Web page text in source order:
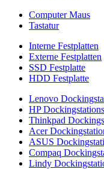
Computer Maus
Tastatur
Interne Festplatten
Externe Festplatten
SSD Festplatte
HDD Festplatte
Lenovo
HP Dockingstations
Thinkpad
Acer
ASUS
Compaq
Lindy